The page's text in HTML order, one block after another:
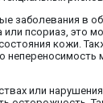
заболевания в
или псориаз, это
кожи.
непереносимость
или